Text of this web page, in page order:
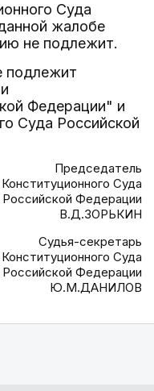
Суда
жалобе
не подлежит.
подлежит
Федерации" и
Суда Российской
Председатель
Конституционного Суда
Российской Федерации
В.Д.ЗОРЬКИН
Судья-секретарь
Конституционного Суда
Российской Федерации
Ю.М.ДАНИЛОВ